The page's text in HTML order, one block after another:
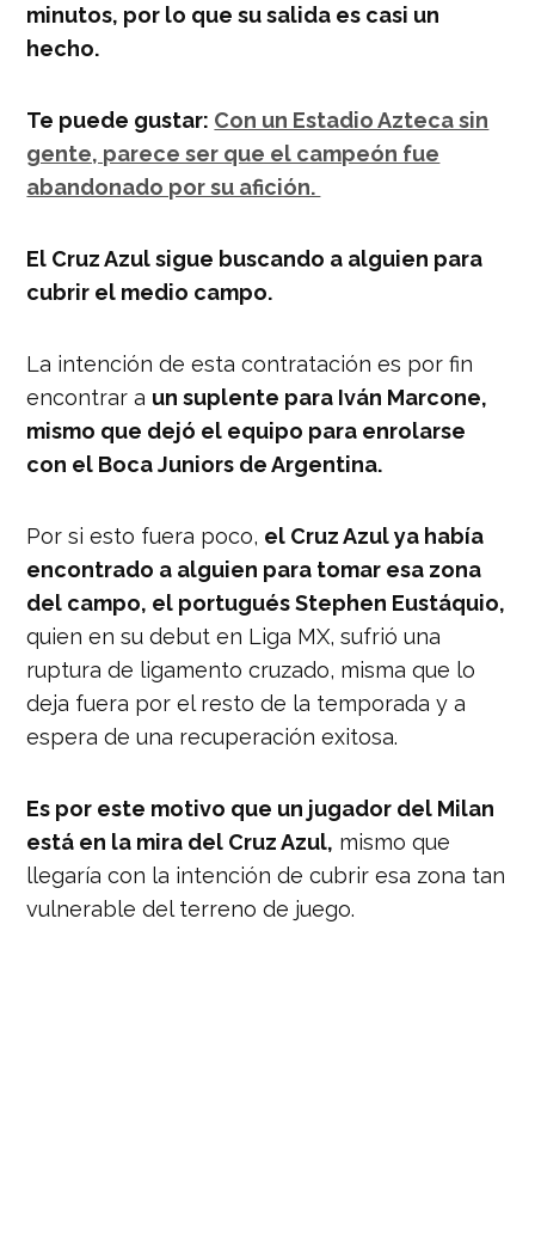
minutos, por lo que su salida es casi un
hecho.
Te puede gustar: Con un Estadio Azteca sin
gente, parece ser que el campeón fue
abandonado por su afición.
El Cruz Azul sigue buscando a alguien para
cubrir el medio campo.
La intención de esta contratación es por fin
encontrar a un suplente para Iván Marcone,
mismo que dejó el equipo para enrolarse
con el Boca Juniors de Argentina.
Por si esto fuera poco, el Cruz Azul ya había
encontrado a alguien para tomar esa zona
del campo, el portugués Stephen Eustáquio,
quien en su debut en Liga MX, sufrió una
ruptura de ligamento cruzado, misma que lo
deja fuera por el resto de la temporada y a
espera de una recuperación exitosa.
Es por este motivo que un jugador del Milan
está en la mira del Cruz Azul, mismo que
llegaría con la intención de cubrir esa zona tan
vulnerable del terreno de juego.